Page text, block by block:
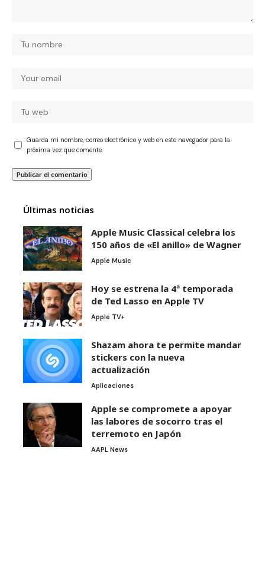
Guarda mi nombre, correo electrónico y web en este navegador para la
próxima vez que comente.
Últimas noticias
Apple Music Classical celebra los
150 años de «El anillo» de Wagner
Apple Music
Hoy se estrena la 4ª temporada
de Ted Lasso en Apple TV
Apple TV+
Shazam ahora te permite mandar
stickers con la nueva
actualización
Aplicaciones
Apple se compromete a apoyar
las labores de socorro tras el
terremoto en Japón
AAPL News